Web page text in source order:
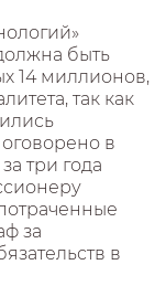
быть
14 миллионов,
так как
в
три года
за
в